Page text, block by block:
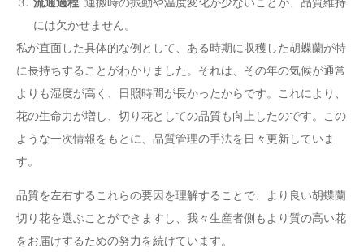
には欠かせません。
私が直面した具体的な例として、ある時期に収穫した胡蝶蘭が特
に長持ちすることがわかりました。それは、その年の気候が通常
よりも湿度が高く、日照時間が長かったからです。これにより、
花の生命力が増し、切り花としての品質も向上したのです。この
ような一次情報をもとに、品質管理の手法を日々更新していま
す。
品質を左右するこれらの要因を理解することで、より良い胡蝶蘭
切り花を選ぶことができますし、我々生産者側もより質の高い花
をお届けするための努力を続けています。